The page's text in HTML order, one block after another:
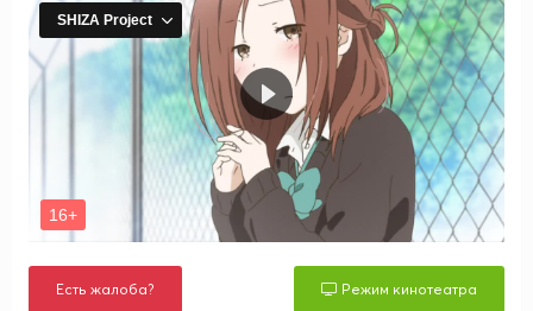
Есть жалоба?
Режим кинотеатра